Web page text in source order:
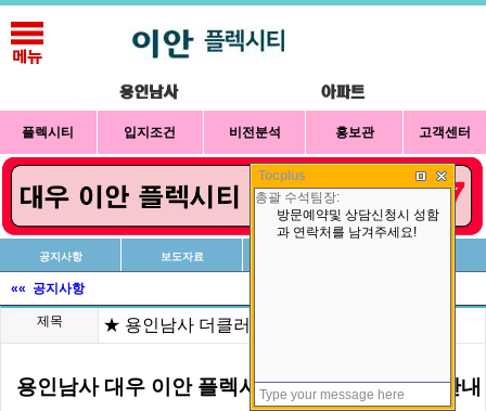
플렉시티 입지조건 비전분석 홍보관 고객센터
공지사항 보도자료
«« 공지사항
제목 ★ 용인남사 더클러스터 신청시 구비서류 안내
용인남사 대우 이안 플렉시티신청시 구비서류 안내
Tocplus